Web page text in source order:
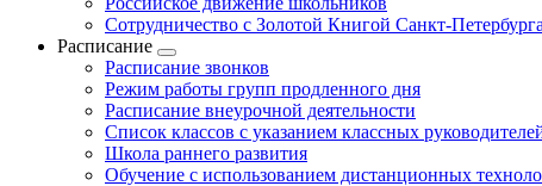
Сотрудничество с Золотой Книгой Санкт-Петербурга
Расписание
Расписание звонков
Режим работы групп продленного дня
Расписание внеурочной деятельности
Список классов с указанием классных
Школа раннего развития
Обучение с использованием дистанционных